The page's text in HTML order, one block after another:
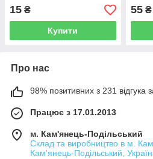
15 ₴
Купити
55₴
Про нас
98% позитивних з 231 відгука
Працює з 17.01.2013
м. Кам'янець-Подільський
Склад та виробництво в м.
Кам'янець-Подільський,